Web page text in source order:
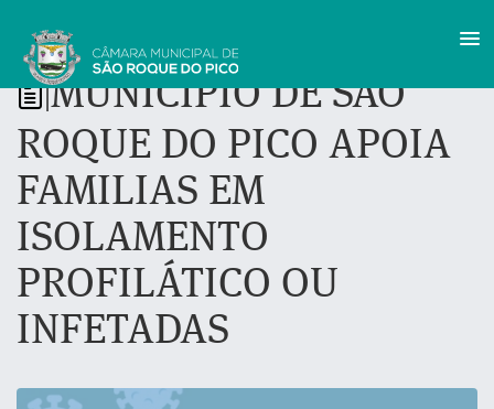
MUNICÍPIO DE SÃO
ROQUE DO PICO APOIA
FAMILIAS EM
ISOLAMENTO
PROFILÁTICO OU
INFETADAS